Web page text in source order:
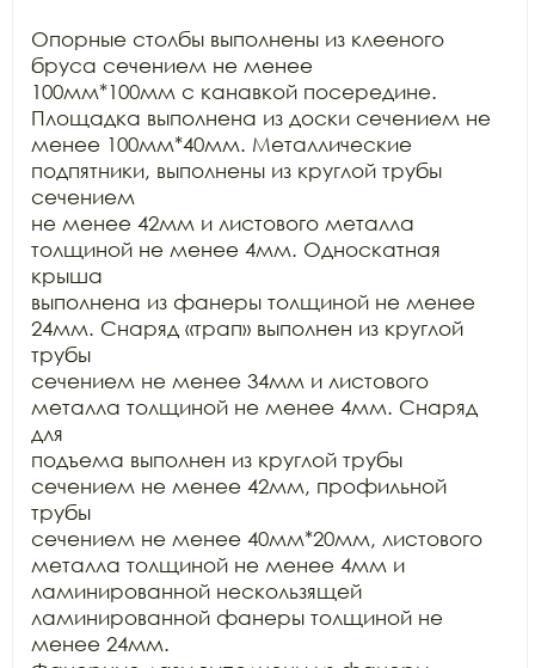
Опорные столбы выполнены из клееного
бруса сечением не менее
100мм*100мм с канавкой посередине.
Площадка выполнена из доски сечением не
менее 100мм*40мм. Металлические
подпятники, выполнены из круглой трубы
сечением
не менее 42мм и листового металла
толщиной не менее 4мм. Односкатная
крыша
выполнена из фанеры толщиной не менее
24мм. Снаряд «трап» выполнен из круглой
трубы
сечением не менее 34мм и листового
металла толщиной не менее 4мм. Снаряд
для
подъема выполнен из круглой трубы
сечением не менее 42мм, профильной
трубы
сечением не менее 40мм*20мм, листового
металла толщиной не менее 4мм и
ламинированной нескользящей
ламинированной фанеры толщиной не
менее 24мм.